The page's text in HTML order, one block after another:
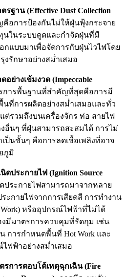
ฐาน (Effective Dust Collection
อการป้องกันไม่ให้ฝุ่นฟุ้งกระจาย
นในระบบดูดและกำจัดฝุ่นที่มี
กแบบมาเพื่อจัดการกับฝุ่นไวไฟโดย
งรักษาอย่างสม่ำเสมอ
ย่างเข้มงวด (Impeccable
การพื้นฐานที่สำคัญที่สุดคือการมี
ที่การผลิตอย่างสม่ำเสมอและทั่ว
ต่รวมถึงบนเครื่องจักร ท่อ สายไฟ
อื่นๆ ที่ฝุ่นสามารถสะสมได้ การไม่
ป็นชั้นๆ คือการลดเชื้อเพลิงที่อาจ
ภูมิ
ดประกายไฟ (Ignition Source
ประกายไฟสามารถมาจากหลาย
ะกายไฟจากการเสียดสี การทำงาน
หรืออุปกรณ์ไฟฟ้าที่ไม่ได้
งมีมาตรการควบคุมที่รัดกุม เช่น
การกำหนดพื้นที่ Hot Work และ
ฟฟ้าอย่างสม่ำเสมอ
รการตอบโต้เหตุฉุกเฉิน (Fire